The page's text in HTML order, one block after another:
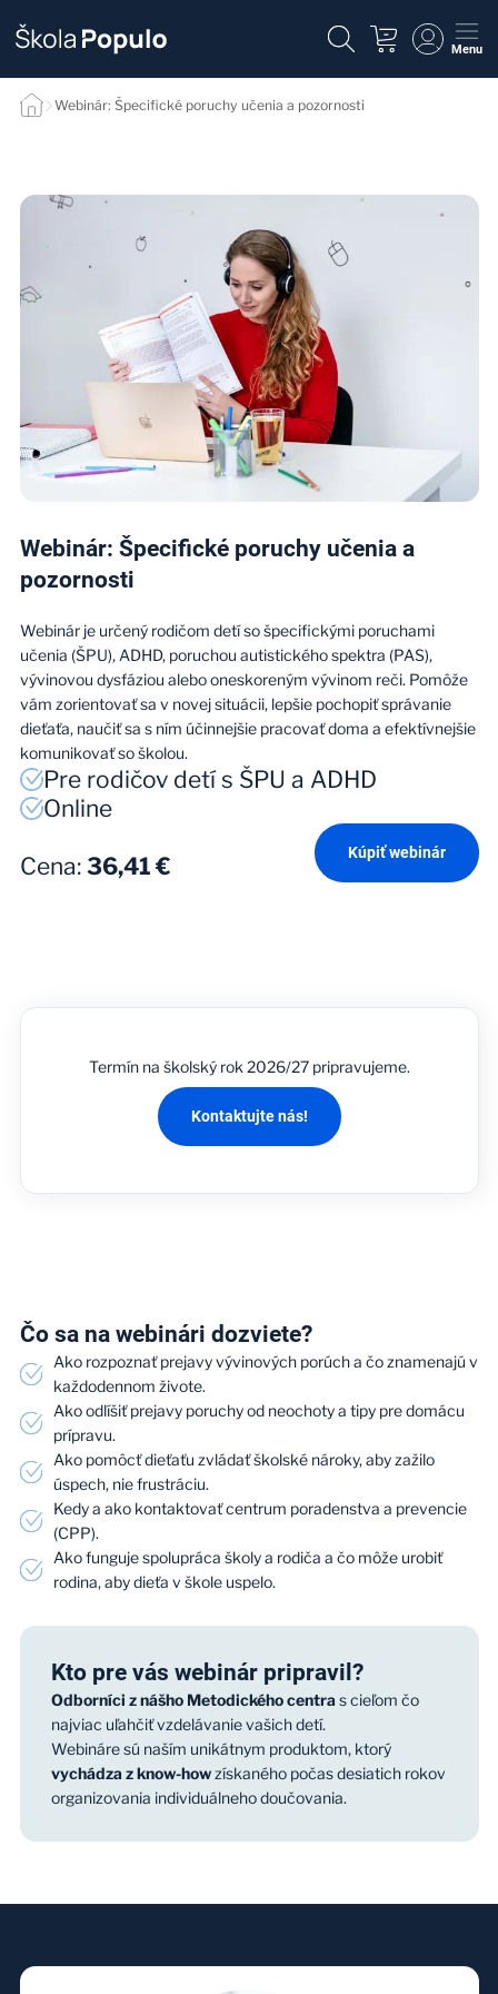
Menu
Webinár: Špecifické poruchy učenia a pozornosti
Webinár: Špecifické poruchy učenia a
pozornosti
Webinár je určený rodičom detí so špecifickými poruchami
učenia (ŠPU), ADHD, poruchou autistického spektra (PAS),
vývinovou dysfáziou alebo oneskoreným vývinom reči. Pomôže
vám zorientovať sa v novej situácii, lepšie pochopiť správanie
dieťaťa, naučiť sa s ním účinnejšie pracovať doma a efektívnejšie
komunikovať so školou.
Pre rodičov detí s ŠPU a ADHD
Online
Cena: 36,41 € Kúpiť webinár
Termín na školský rok 2026/27 pripravujeme.
Kontaktujte nás!
Čo sa na webinári dozviete?
Ako rozpoznať prejavy vývinových porúch a čo znamenajú v
každodennom živote.
Ako odlíšiť prejavy poruchy od neochoty a tipy pre domácu
prípravu.
Ako pomôcť dieťaťu zvládať školské nároky, aby zažilo
úspech, nie frustráciu.
Kedy a ako kontaktovať centrum poradenstva a prevencie
(CPP).
Ako funguje spolupráca školy a rodiča a čo môže urobiť
rodina, aby dieťa v škole uspelo.
Kto pre vás webinár pripravil?
Odborníci z nášho Metodického centra s cieľom čo
najviac uľahčiť vzdelávanie vašich detí.
Webináre sú naším unikátnym produktom, ktorý
vychádza z know-howzískaného počas desiatich rokov
organizovania individuálneho doučovania.